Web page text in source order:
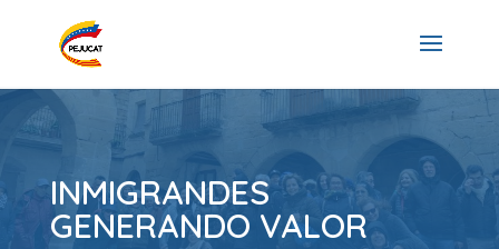
INMIGRANDES
GENERANDO VALOR